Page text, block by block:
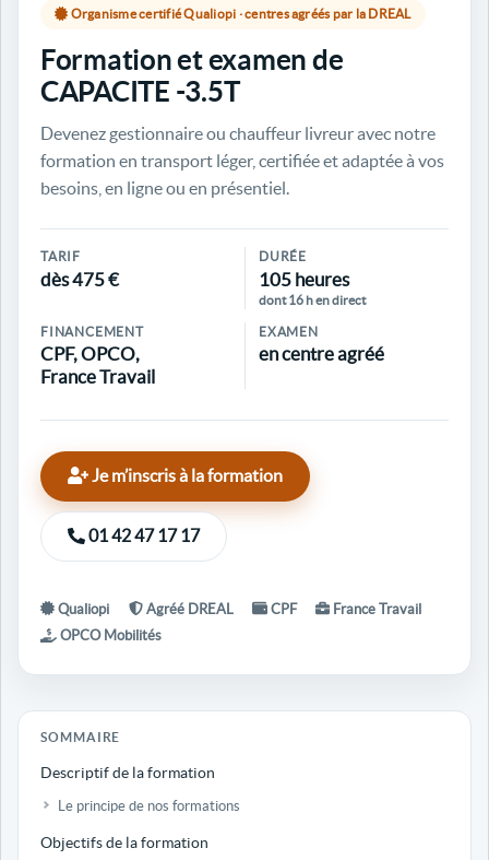
Organisme certifié Qualiopi · centres agréés par la DREAL
Formation et examen de
CAPACITE -3.5T
Devenez gestionnaire ou chauffeur livreur avec notre
formation en transport léger, certifiée et adaptée à vos
besoins, en ligne ou en présentiel.
TARIF
dès 475 €
DURÉE
105 heures
dont 16 h en direct
FINANCEMENT
CPF, OPCO,
France Travail
EXAMEN
en centre agréé
Je m’inscris à la formation
01 42 47 17 17
Qualiopi Agréé DREAL CPF
France Travail
OPCO Mobilités
SOMMAIRE
Descriptif de la formation
Le principe de nos formations
Objectifs de la formation